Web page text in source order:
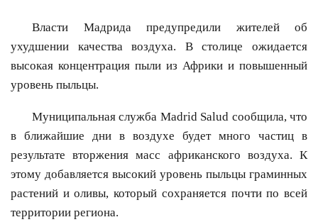
Власти Мадрида предупредили жителей об
ухудшении качества воздуха. В столице ожидается
высокая концентрация пыли из Африки и повышенный
уровень пыльцы.
Муниципальная служба Madrid Salud сообщила, что
в ближайшие дни в воздухе будет много частиц в
результате вторжения масс африканского воздуха. К
этому добавляется высокий уровень пыльцы граминных
растений и оливы, который сохраняется почти по всей
территории региона.